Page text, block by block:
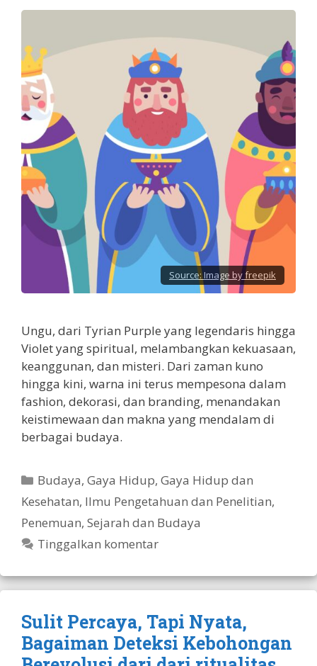
Source:Image by freepik
Ungu, dari Tyrian Purple yang legendaris hingga
Violet yang spiritual, melambangkan kekuasaan,
keanggunan, dan misteri. Dari zaman kuno
hingga kini, warna ini terus mempesona dalam
fashion, dekorasi, dan branding, menandakan
keistimewaan dan makna yang mendalam di
berbagai budaya.
Kategori
Budaya,Gaya Hidup,Gaya Hidup dan
Kesehatan, Ilmu Pengetahuan dan Penelitian,
Penemuan, Sejarah dan Budaya
Tinggalkan komentar
Sulit Percaya, Tapi Nyata,
Bagaiman Deteksi Kebohongan